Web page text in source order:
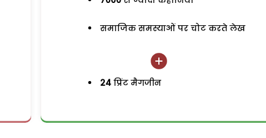
समाजिक समस्याओं पर चोट करते लेख
24 प्रिंट मैगजीन